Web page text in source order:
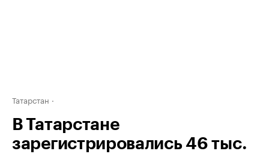
Татарстан
В Татарстане
зарегистрировались 46 тыс.